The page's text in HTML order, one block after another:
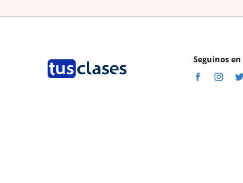
Seguinos en